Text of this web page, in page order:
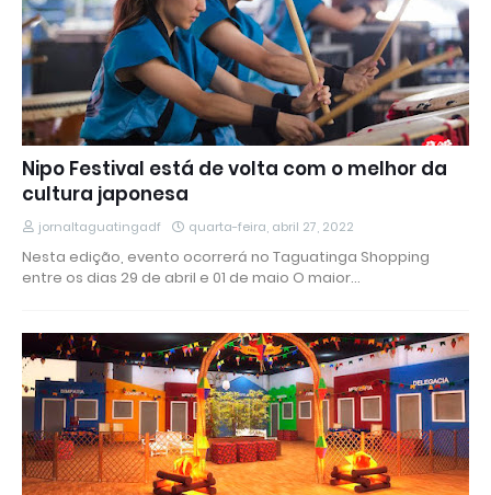
Nipo Festival está de volta com o melhor da
cultura japonesa
jornaltaguatingadf quarta-feira, abril 27, 2022
Nesta edição, evento ocorrerá no Taguatinga Shopping
entre os dias 29 de abril e 01 de maio O maior…